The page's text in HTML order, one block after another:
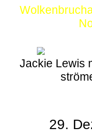
Jackie Lewis
29.